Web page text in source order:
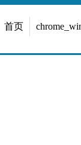
首页